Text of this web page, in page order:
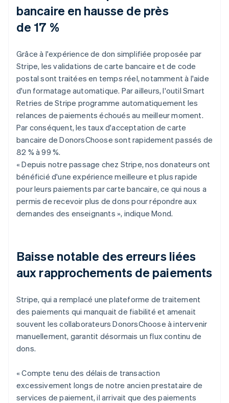
bancaire en hausse de près
de 17 %
Grâce à l'expérience de don simplifiée proposée par
Stripe, les validations de carte bancaire et de code
postal sont traitées en temps réel, notamment à l'aide
d'un formatage automatique. Par ailleurs, l'outil Smart
Retries de Stripe programme automatiquement les
relances de paiements échoués au meilleur moment.
Par conséquent, les taux d'acceptation de carte
bancaire de DonorsChoose sont rapidement passés de
82 % à 99 %.
« Depuis notre passage chez Stripe, nos donateurs ont
bénéficié d'une expérience meilleure et plus rapide
pour leurs paiements par carte bancaire, ce qui nous a
permis de recevoir plus de dons pour répondre aux
demandes des enseignants », indique Mond.
Baisse notable des erreurs liées
aux rapprochements de paiements
Stripe, qui a remplacé une plateforme de traitement
des paiements qui manquait de fiabilité et amenait
souvent les collaborateurs DonorsChoose à intervenir
manuellement, garantit désormais un flux continu de
dons.
« Compte tenu des délais de transaction
excessivement longs de notre ancien prestataire de
services de paiement, il arrivait que des paiements